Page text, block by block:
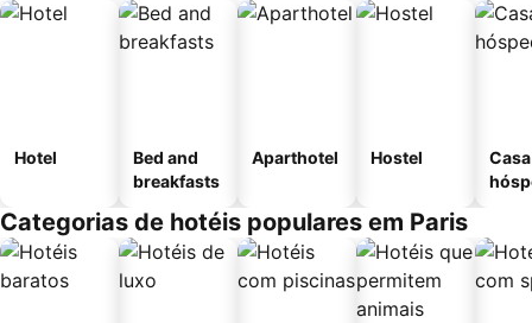
Hotel
Bed and
breakfasts
Aparthotel Hostel
Categorias de hotéis populares em Paris